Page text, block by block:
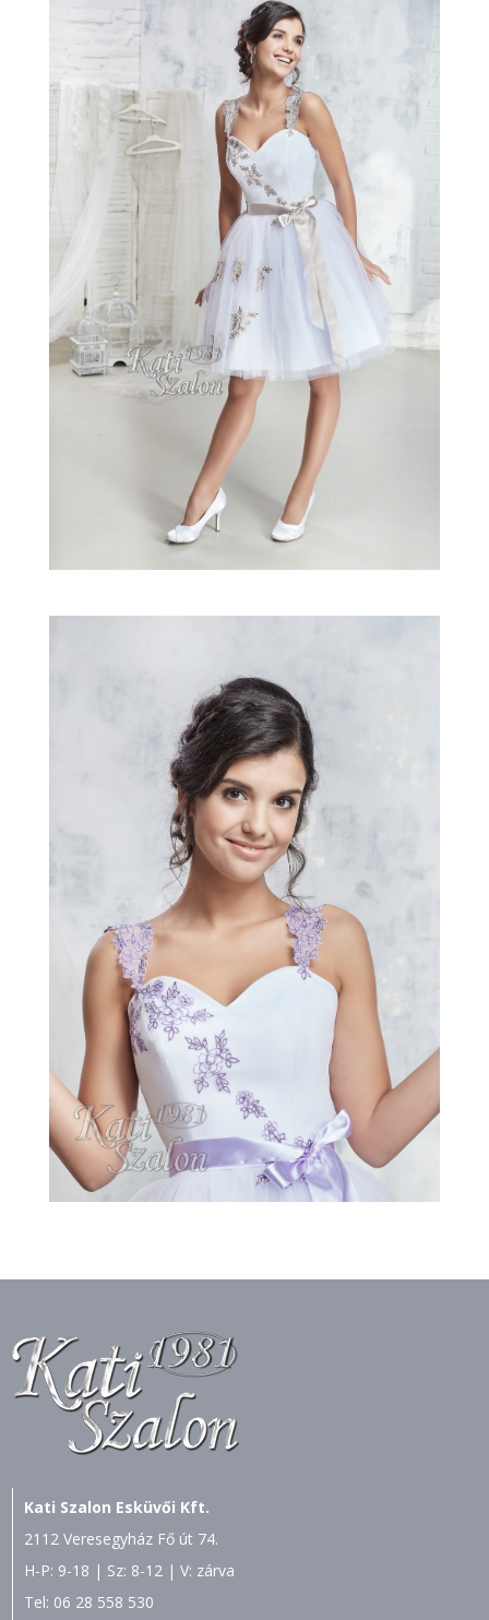
Kati Szalon Esküvői Kft.
2112 Veresegyház Fő út 74.
H-P: 9-18 | Sz: 8-12 | V: zárva
Tel: 06 28 558 530